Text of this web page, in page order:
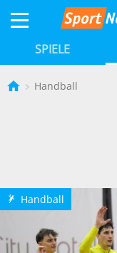
SPIELE
Handball
i Handball